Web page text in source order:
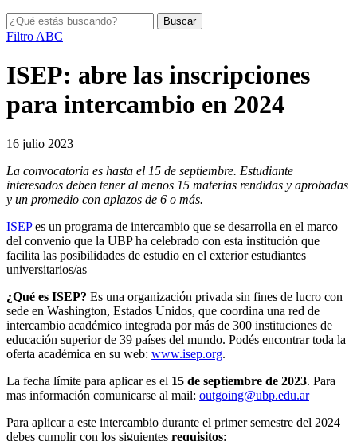
Filtro ABC
ISEP: abre las inscripciones
para intercambio en 2024
16 julio 2023
La convocatoria es hasta el 15 de septiembre. Estudiante
interesados deben tener al menos 15 materias rendidas y aprobadas
y un promedio con aplazos de 6 o más.
ISEPes un programa de intercambio que se desarrolla en el marco
del convenio que la UBP ha celebrado con esta institución que
facilita las posibilidades de estudio en el exterior estudiantes
universitarios/as
¿Qué es ISEP? Es una organización privada sin fines de lucro con
sede en Washington, Estados Unidos, que coordina una red de
intercambio académico integrada por más de 300 instituciones de
educación superior de 39 países del mundo. Podés encontrar toda la
oferta académica en su web: www.isep.org.
La fecha límite para aplicar es el 15 de septiembre de 2023. Para
mas información comunicarse al mail: outgoing@ubp.edu.ar
Para aplicar a este intercambio durante el primer semestre del 2024
debes cumplir con los siguientes requisitos: